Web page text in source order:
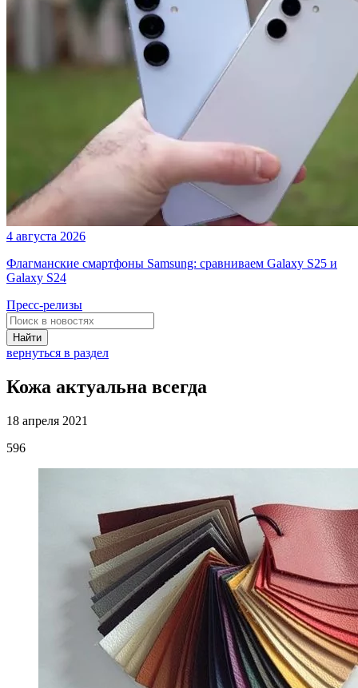
4 августа 2026
Флагманские смартфоны Samsung: сравниваем Galaxy S25 и
Galaxy S24
Пресс-релизы
Найти
вернуться в раздел
Кожа актуальна всегда
18 апреля 2021
596